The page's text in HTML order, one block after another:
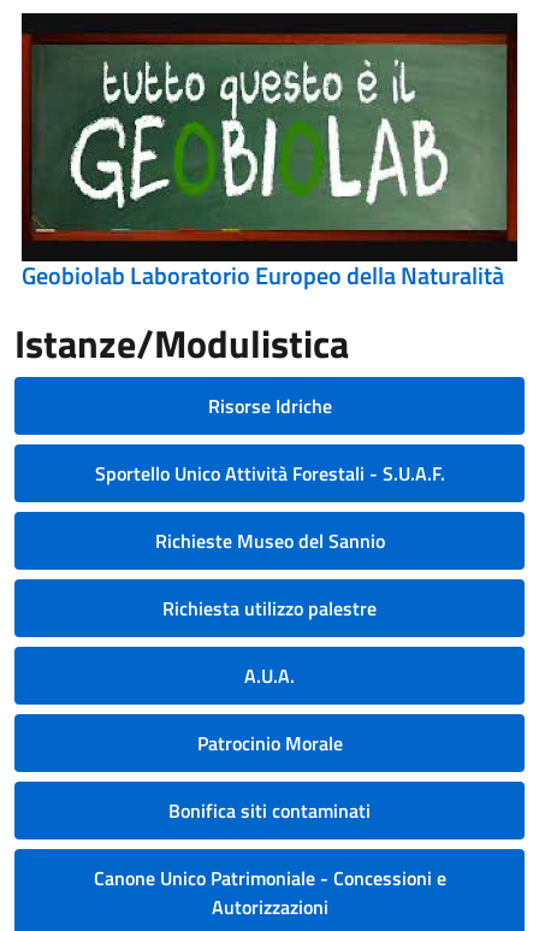
Geobiolab Laboratorio Europeo della Naturalità
Istanze/Modulistica
Risorse Idriche
Sportello Unico Attività Forestali - S.U.A.F.
Richieste Museo del Sannio
Richiesta utilizzo palestre
A.U.A.
Patrocinio Morale
Bonifica siti contaminati
Canone Unico Patrimoniale - Concessioni e
Autorizzazioni